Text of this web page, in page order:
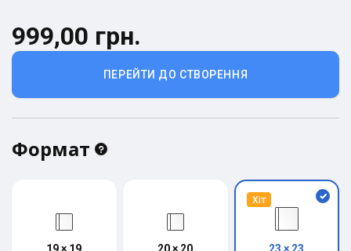
ПЕРЕЙТИ ДО СТВОРЕННЯ
999,00 грн.
Формат
Хіт